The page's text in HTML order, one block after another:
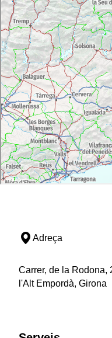
Adreça
Carrer, de la Rodona,
l'Alt Empordà, Girona